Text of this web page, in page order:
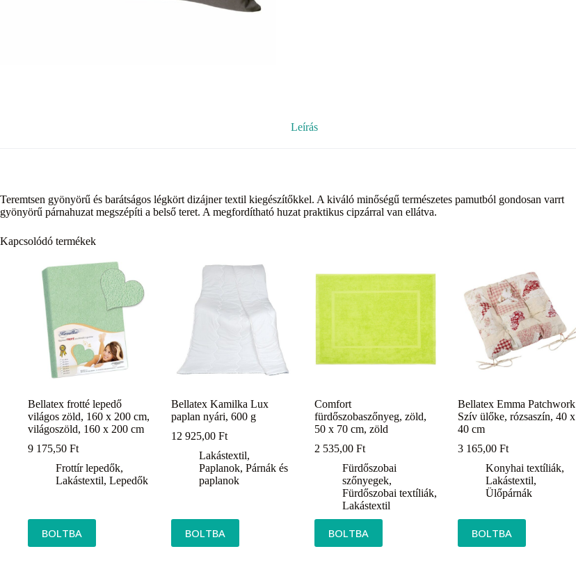
Leírás
Teremtsen gyönyörű és barátságos légkört dizájner textil kiegészítőkkel. A kiváló minőségű természetes pamutból gondosan varrt
gyönyörű párnahuzat megszépíti a belső teret. A megfordítható huzat praktikus cipzárral van ellátva.
Kapcsolódó termékek
Bellatex frotté lepedő
világos zöld, 160 x 200 cm,
világoszöld, 160 x 200 cm
9 175,50 Ft
Frottír lepedők,
Lakástextil, Lepedők
BOLTBA
Bellatex Kamilka Lux
paplan nyári, 600 g
12 925,00Ft
Lakástextil,
Paplanok,Párnák és
paplanok
BOLTBA
Comfort
fürdőszobaszőnyeg, zöld,
50 x 70 cm, zöld
2 535,00Ft
Fürdőszobai
szőnyegek,
Fürdőszobai textíliák,
Lakástextil
BOLTBA
Bellatex Emma Patchwork
Szív ülőke, rózsaszín, 40 x
40 cm
3 165,00Ft
Konyhai textíliák,
Lakástextil,
Ülőpárnák
BOLTBA